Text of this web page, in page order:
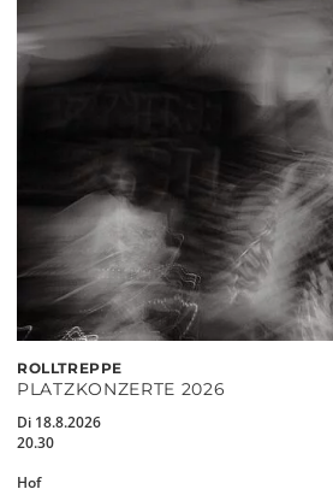
ROLLTREPPE
PLATZKONZERTE 2026
Di 18.8.2026
20.30
Hof